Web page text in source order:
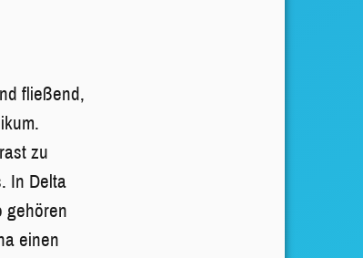
fließend,
zu
In Delta
gehören
einen